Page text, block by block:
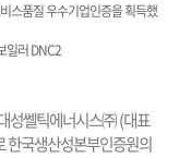
스품질 우수기업인증을 획득했
일러 DNC2
성쎌틱에너시스㈜ (대표
한국생산성본부인증원의